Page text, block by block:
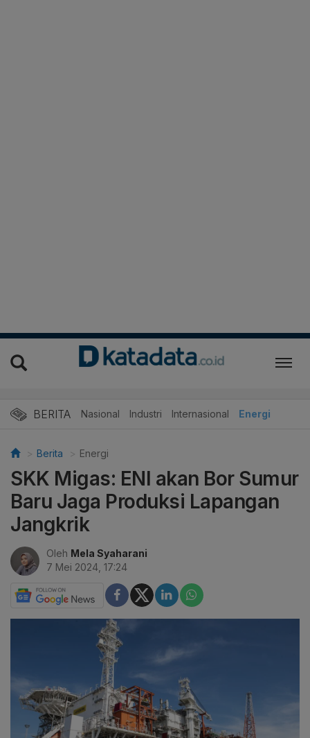
BERITA Nasional Industri Internasional Energi
Berita Energi
SKK Migas: ENI akan Bor Sumur
Baru Jaga Produksi Lapangan
Jangkrik
Oleh Mela Syaharani
7 Mei 2024, 17:24